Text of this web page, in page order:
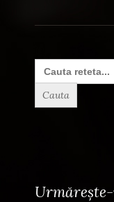
Search
for: